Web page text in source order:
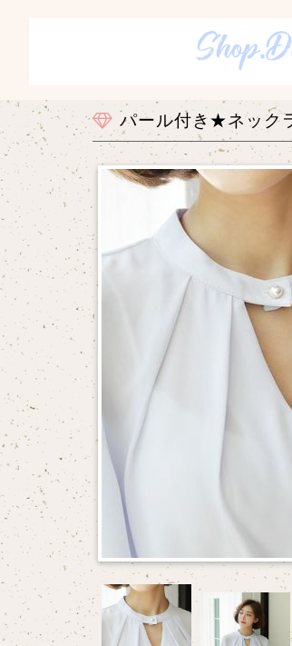
パール付き★ネック